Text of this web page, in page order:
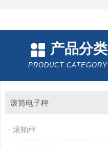
产品分类
PRODUCT CATEGORY
滚筒电子秤
滚轴秤